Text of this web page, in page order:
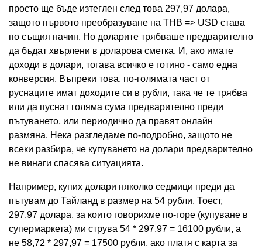
просто ще бъде изтеглен след това 297,97 долара,
защото първото преобразуване на THB => USD става
по същия начин. Но доларите трябваше предварително
да бъдат хвърлени в доларова сметка. И, ако имате
доходи в долари, тогава всичко е готино - само една
конверсия. Въпреки това, по-голямата част от
руснаците имат доходите си в рубли, така че те трябва
или да пуснат голяма сума предварително преди
пътуването, или периодично да правят онлайн
размяна. Нека разгледаме по-подробно, защото не
всеки разбира, че купуването на долари предварително
не винаги спасява ситуацията.
Например, купих долари няколко седмици преди да
пътувам до Тайланд в размер на 54 рубли. Тоест,
297,97 долара, за които говорихме по-горе (купуване в
супермаркета) ми струва 54 * 297,97 = 16100 рубли, а
не 58,72 * 297,97 = 17500 рубли, ако платя с карта за